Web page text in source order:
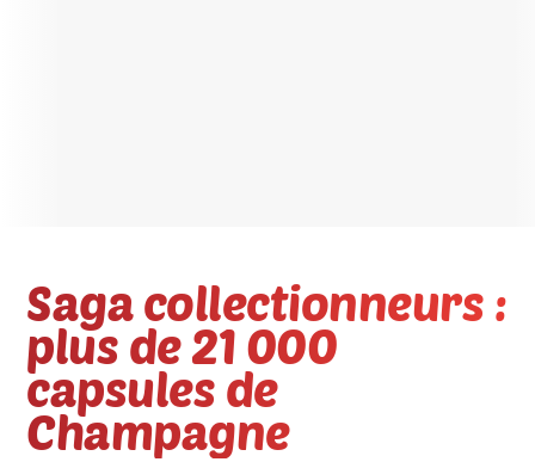
Saga collectionneurs :
plus de 21 000
capsules de
Champagne